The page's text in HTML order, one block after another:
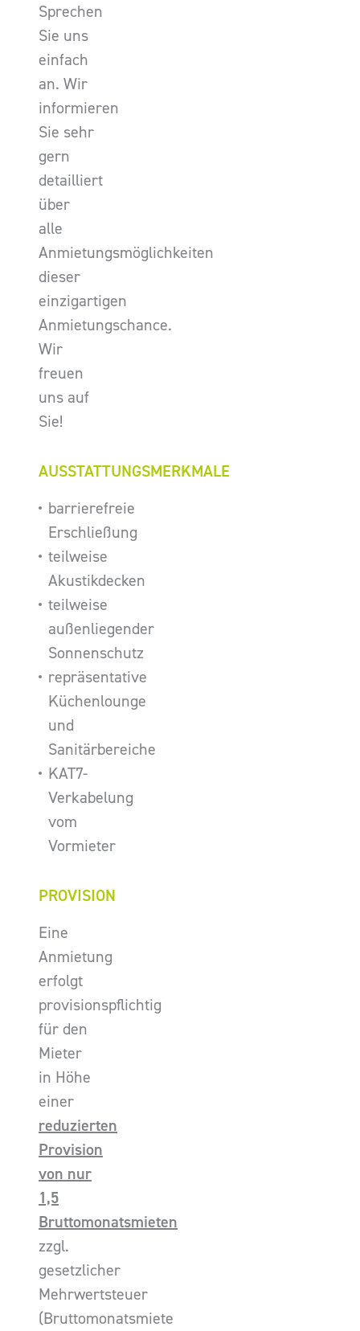
Sprechen
Sie uns
einfach
an. Wir
informieren
Sie sehr
gern
detailliert
über
alle
Anmietungsmöglichkeiten
dieser
einzigartigen
Anmietungschance.
Wir
freuen
uns auf
Sie!
AUSSTATTUNGSMERKMALE
barrierefreie
Erschließung
teilweise
Akustikdecken
teilweise
außenliegender
Sonnenschutz
repräsentative
Küchenlounge
und
Sanitärbereiche
KAT7-
Verkabelung
vom
Vormieter
PROVISION
Eine
Anmietung
erfolgt
provisionspflichtig
für den
Mieter
in Höhe
einer
reduzierten
Provision
von nur
1,5
Bruttomonatsmieten
zzgl.
gesetzlicher
Mehrwertsteuer
(Bruttomonatsmiete